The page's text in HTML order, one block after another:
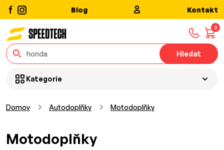
Blog Kontakt
0
Hledat
Kategorie
Domov Autodoplňky Motodoplňky
Motodoplňky